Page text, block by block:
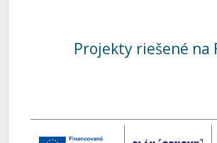
Projekty riešené na